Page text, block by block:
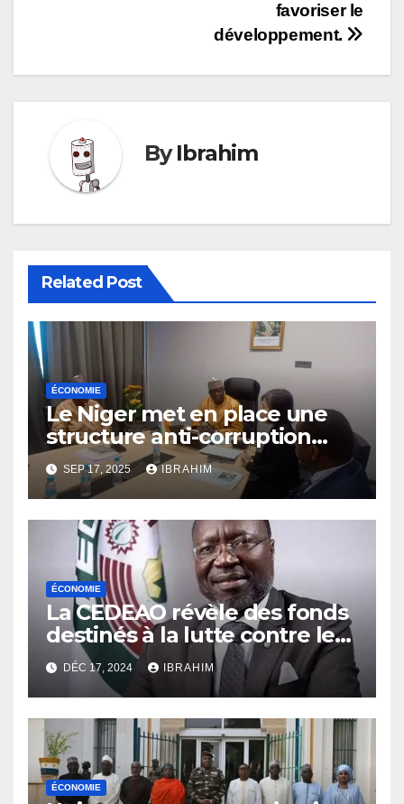
favoriser le
développement.
ByIbrahim
Related Post
ÉCONOMIE
Le Niger met en place une
structure anti-corruption
grâce au soutien du FMI.
SEP 17, 2025 IBRAHIM
ÉCONOMIE
La CEDEAO révèle des fonds
destinés à la lutte contre le
terrorisme dans la région du
Sahel.
DÉC 17, 2024 IBRAHIM
ÉCONOMIE